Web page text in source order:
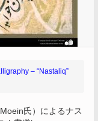
– “Nastaliq”
氏）によるナス